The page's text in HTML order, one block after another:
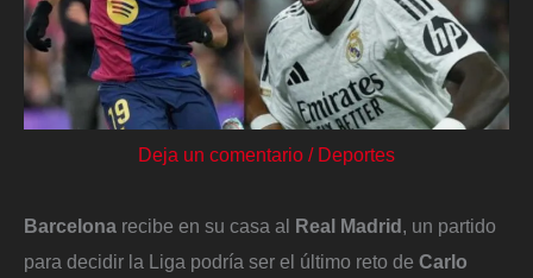
Deja un comentario / Deportes
Barcelona recibe en su casa al Real Madrid, un partido
para decidir la Liga podría ser el último reto de Carlo